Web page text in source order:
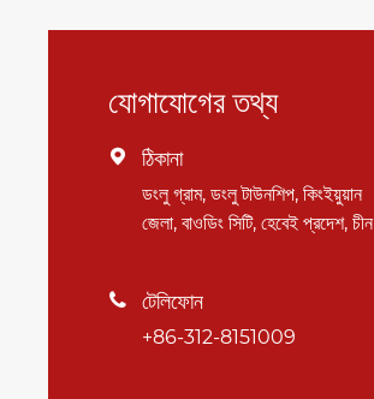
যোগাযোগের তথ্য
 ঠিকানা
ডংলু গ্রাম, ডংলু টাউনশিপ, কিংইয়ুয়ান
জেলা, বাওডিং সিটি, হেবেই প্রদেশ, চীন
 টেলিফোন
+86-312-8151009